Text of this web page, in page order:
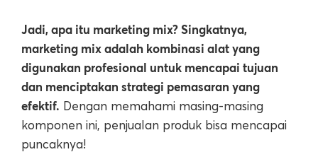
Jadi, apa itu marketing mix? Singkatnya,
marketing mix adalah kombinasi alat yang
digunakan profesional untuk mencapai tujuan
dan menciptakan strategi pemasaran yang
efektif. Dengan memahami masing-masing
komponen ini, penjualan produk bisa mencapai
puncaknya!